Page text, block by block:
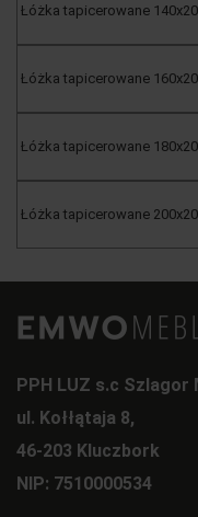
Łóżka tapicerowane
Łóżka tapicerowane
Łóżka tapicerowane
Łóżka tapicerowane
PPH LUZ s.c
ul. Kołłątaja 8,
46-203 Kluczbork
NIP: 7510000534